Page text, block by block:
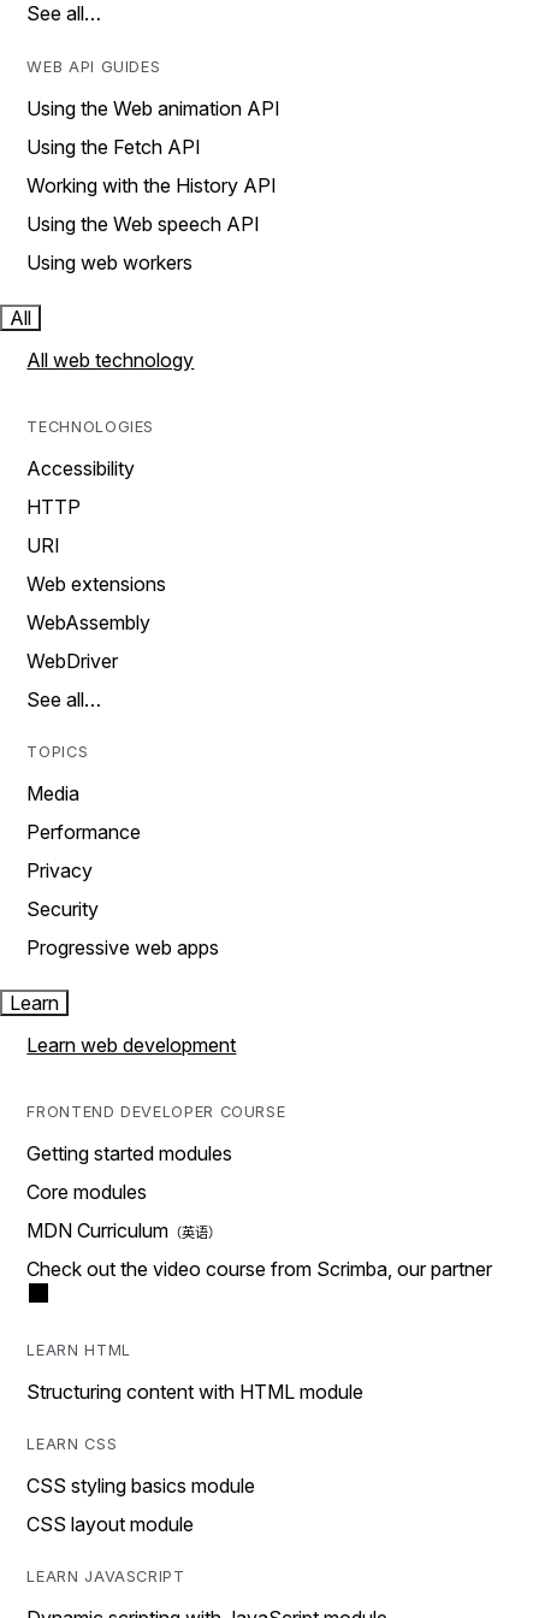
See all…
WEB API GUIDES
Using the Web animation API
Using the Fetch API
Working with the History API
Using the Web speech API
Using web workers
All
All web technology
TECHNOLOGIES
Accessibility
HTTP
URI
Web extensions
WebAssembly
WebDriver
See all…
TOPICS
Media
Performance
Privacy
Security
Progressive web apps
Learn
Learn web development
FRONTEND DEVELOPER COURSE
Getting started modules
Core modules
MDN Curriculum
Check out the video course from Scrimba, our partner
LEARN HTML
Structuring content with HTML module
LEARN CSS
CSS styling basics module
CSS layout module
LEARN JAVASCRIPT